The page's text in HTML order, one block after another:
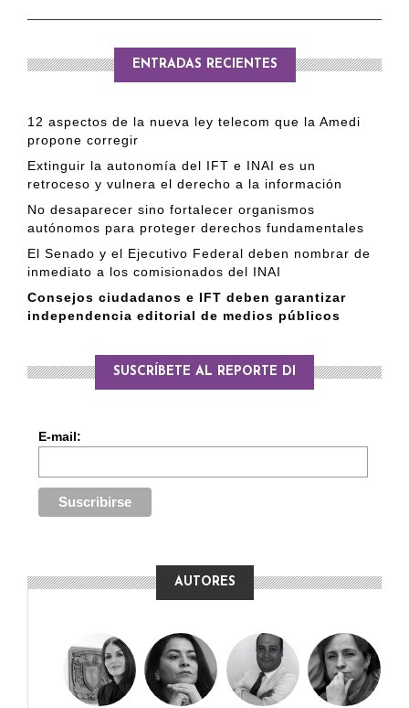
ENTRADAS RECIENTES
12 aspectos de la nueva ley telecom que la Amedi
propone corregir
Extinguir la autonomía del IFT e INAI es un
retroceso y vulnera el derecho a la información
No desaparecer sino fortalecer organismos
autónomos para proteger derechos fundamentales
El Senado y el Ejecutivo Federal deben nombrar de
inmediato a los comisionados del INAI
Consejos ciudadanos e IFT deben garantizar
independencia editorial de medios públicos
SUSCRÍBETE AL REPORTE DI
E-mail:
AUTORES